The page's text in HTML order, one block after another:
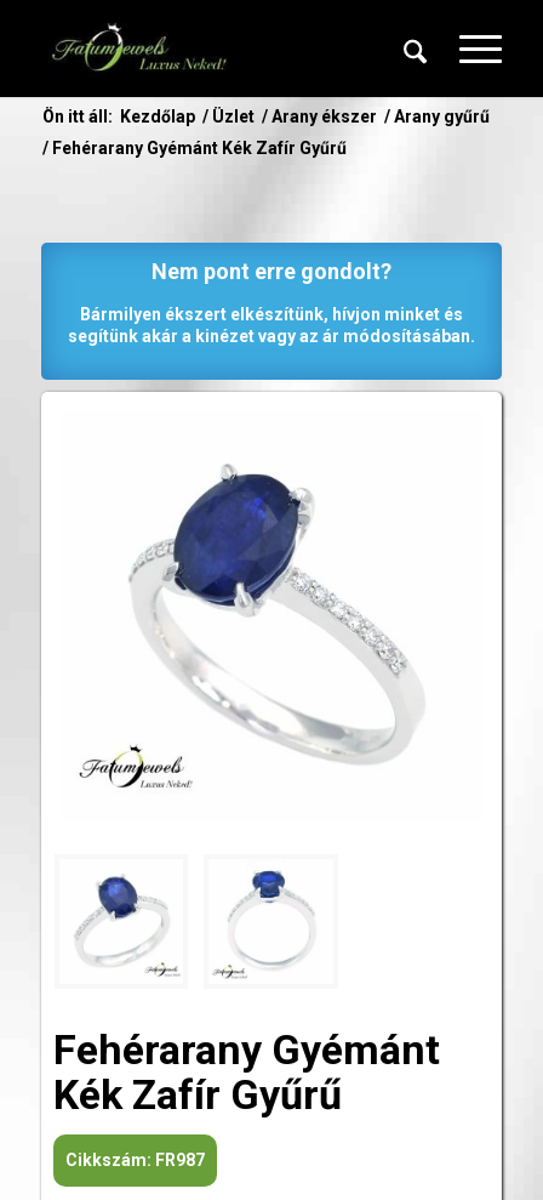
Ön itt áll: Kezdőlap / Üzlet / Arany ékszer / Arany gyűrű
/ Fehérarany Gyémánt Kék Zafír Gyűrű
Nem pont erre gondolt?
Bármilyen ékszert elkészítünk, hívjon minket és
segítünk akár a kinézet vagy az ár módosításában.
Fehérarany Gyémánt
Kék Zafír Gyűrű
Cikkszám: FR987